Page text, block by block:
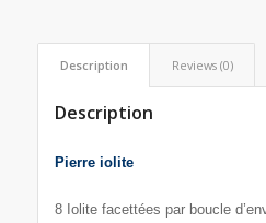
Description Reviews (0)
Description
Pierre iolite
8 Iolite facettées par boucle